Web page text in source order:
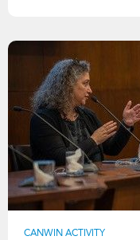
CANWIN ACTIVITY